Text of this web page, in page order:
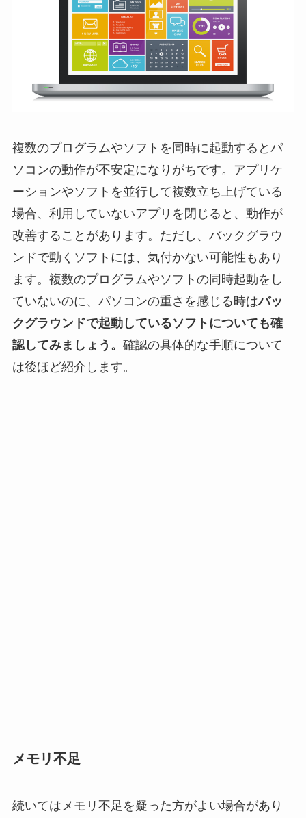
複数のプログラムやソフトを同時に起動するとパ
ソコンの動作が不安定になりがちです。アプリケ
ーションやソフトを並行して複数立ち上げている
場合、利用していないアプリを閉じると、動作が
改善することがあります。ただし、バックグラウ
ンドで動くソフトには、気付かない可能性もあり
ます。複数のプログラムやソフトの同時起動をし
ていないのに、パソコンの重さを感じる時はバッ
クグラウンドで起動しているソフトについても確
認してみましょう。 確認の具体的な手順について
は後ほど紹介します。
メモリ不足
続いてはメモリ不足を疑った方がよい場合があり